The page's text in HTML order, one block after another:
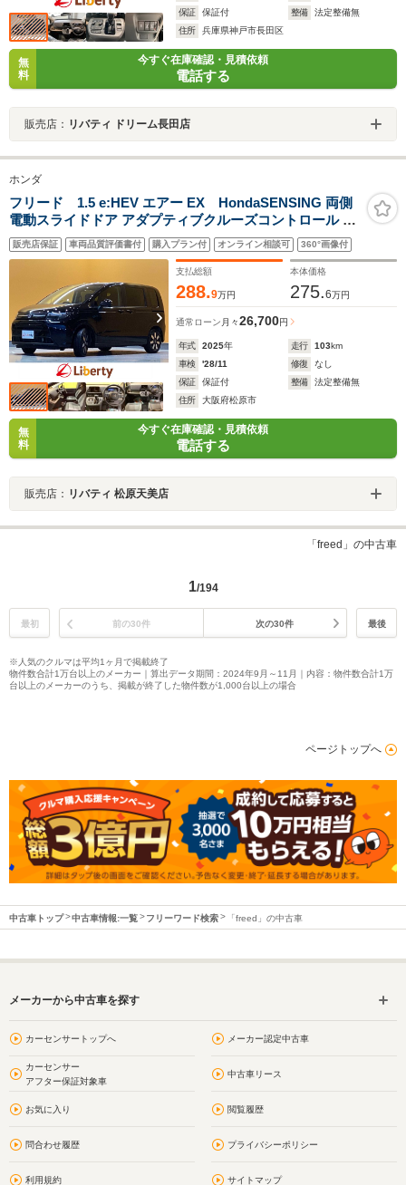
保証
保証付 整備
法定整備無
住所
兵庫県神戸市長田区
無
料
今すぐ在庫確認・見積依頼
電話する
販売店： リバティ ドリーム長田店
ホンダ
フリード 1.5 e:HEV エアー EX HondaSENSING 両側
電動スライドドア アダプティブクルーズコントロール 純
正アルミホイール 電子パーキング オートブレーキホール
ド ロールサンシェード 前席シートヒーター スマートキー
販売店保証 車両品質評価書付 購入プラン付 オンライン相談可 360°画像付
支払総額
288.9万円
本体価格
275.6万円
通常ローン 月々26,700円
年式 2025年 走行 103km
車検
'28/11 修復
なし
保証
保証付 整備
法定整備無
住所
大阪府松原市
無
料
今すぐ在庫確認・見積依頼
電話する
販売店： リバティ 松原天美店
「freed」の中古車
1/194
最初 前の30件 次の30件 最後
※人気のクルマは平均1ヶ月で掲載終了
物件数合計1万台以上のメーカー｜算出データ期間：2024年9月～11月｜内容：物件数合計1万
台以上のメーカーのうち、掲載が終了した物件数が1,000台以上の場合
ページトップへ
中古車トップ 中古車情報:一覧 フリーワード検索 「freed」の中古車
メーカーから中古車を探す
カーセンサートップへ メーカー認定中古車
カーセンサー
アフター保証対象車
中古車リース
お気に入り 閲覧履歴
問合わせ履歴 プライバシーポリシー
利用規約 サイトマップ